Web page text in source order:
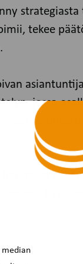
median
tekee
jossa
herättävä
että